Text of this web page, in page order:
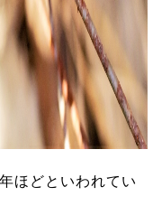
ほどといわれてい